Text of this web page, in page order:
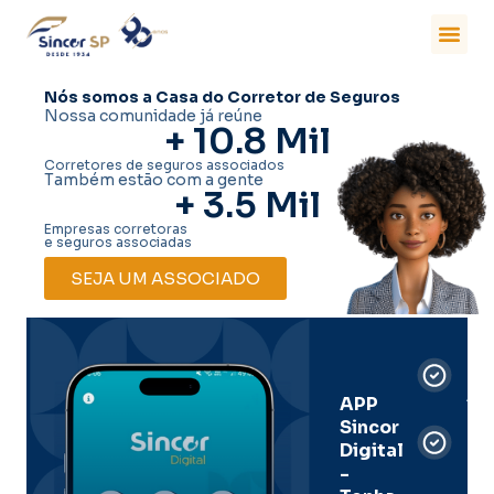
Nós somos a Casa do Corretor de Seguros
Nossa comunidade já reúne
+ 10.8 Mil
Corretores de seguros associados
Também estão com a gente
+ 3.5 Mil
Empresas corretoras
e seguros associadas
SEJA UM ASSOCIADO
APP
Sincor
Digital
-